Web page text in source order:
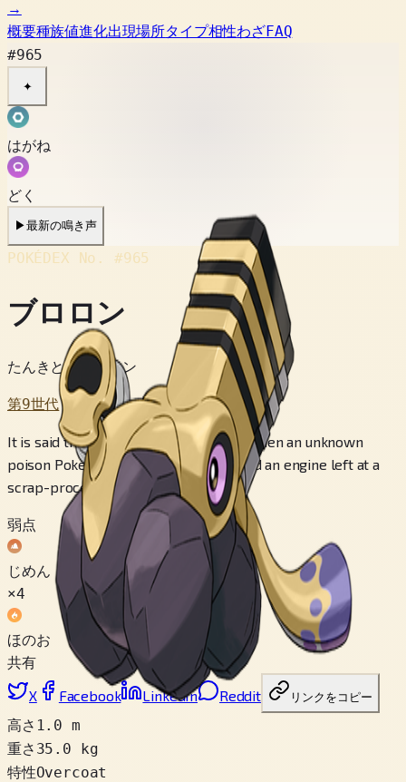
→
概要種族値進化出現場所タイプ相性わざFAQ
#965
✦
はがね
どく
▶最新の鳴き声
POKÉDEX No. #965
ブロロン
たんきとうポケモン
第9世代
It is said that this Pokémon was born when an unknown
poison Pokémon entered and inspirited an engine left at a
scrap-processing factory.
弱点
じめん
×4
ほのお
共有
X
Facebook LinkedIn Reddit リンクをコピー
高さ 1.0 m
重さ 35.0 kg
特性Overcoat